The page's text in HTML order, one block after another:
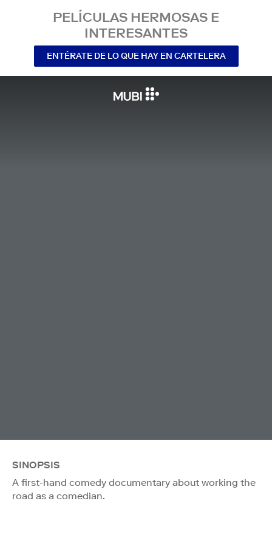
PELÍCULAS HERMOSAS E
INTERESANTES
ENTÉRATE DE LO QUE HAY EN CARTELERA
SINOPSIS
A first-hand comedy documentary about working the
road as a comedian.